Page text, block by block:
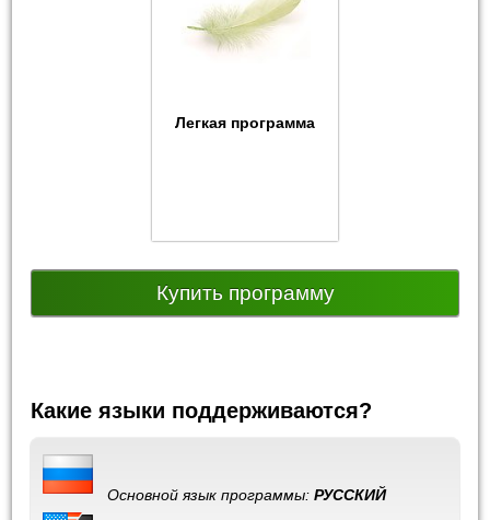
Легкая программа
Купить программу
Какие языки поддерживаются?
Основной язык программы:РУССКИЙ